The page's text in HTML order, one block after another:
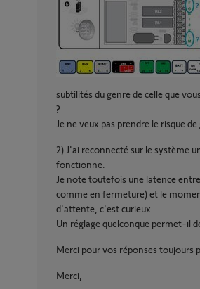
subtilités du genre de celle que
?
Je ne veux pas prendre le risque
2) J'ai reconnecté sur le système
fonctionne.
Je note toutefois une latence
comme en fermeture) et le
d'attente, c'est curieux.
Un réglage quelconque permet-il
Merci pour vos réponses toujours
Merci,